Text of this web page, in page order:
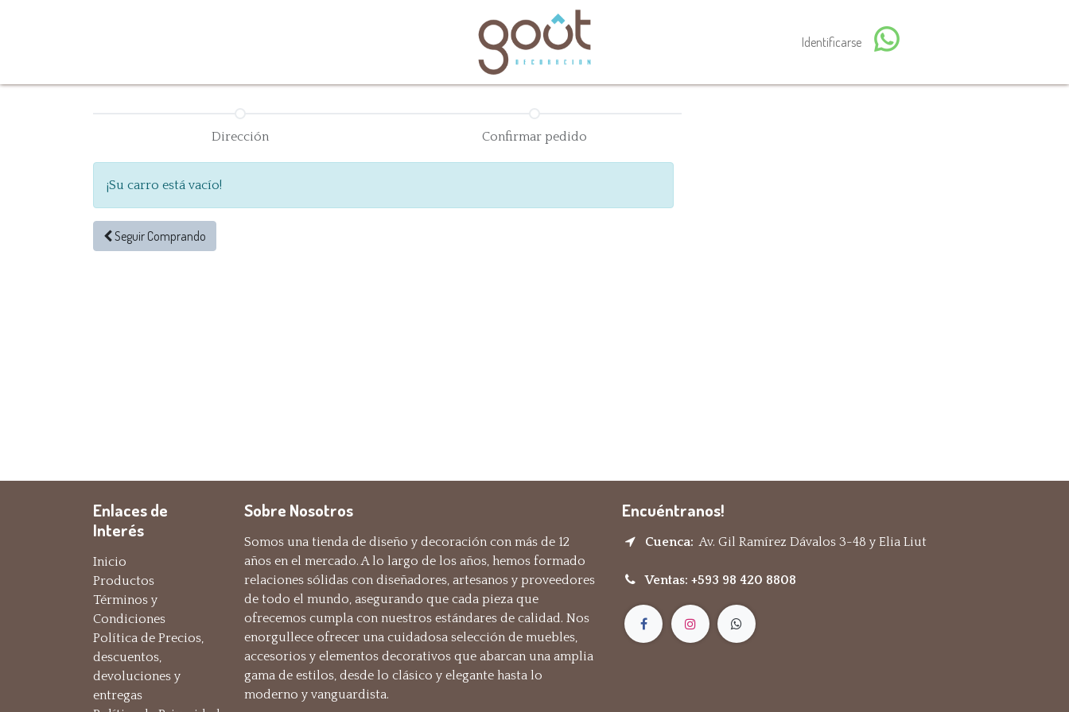
Identificarse
Dirección Confirmar pedido
¡Su carro está vacío!
Seguir Comprando
Enlaces de
Interés
Inicio
Productos
Términos y
Condiciones
Política de Precios,
descuentos,
devoluciones y
entregas
Sobre Nosotros
Somos una tienda de diseño y decoración con más de 12
años en el mercado. A lo largo de los años, hemos formado
relaciones sólidas con diseñadores, artesanos y proveedores
de todo el mundo, asegurando que cada pieza que
ofrecemos cumpla con nuestros estándares de calidad. Nos
enorgullece ofrecer una cuidadosa selección de muebles,
accesorios y elementos decorativos que abarcan una amplia
gama de estilos, desde lo clásico y elegante hasta lo
moderno y vanguardista.
Encuéntranos!
Cuenca: Av. Gil Ramírez Dávalos 3-48 y Elia Liut
Ventas: +593 98 420 8808